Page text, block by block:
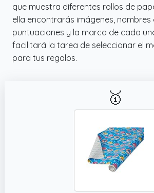
que muestra diferentes rollos de
ella encontrarás imágenes, nombres
puntuaciones y la marca de cada
facilitará la tarea de seleccionar el
para tus regalos.
🥇